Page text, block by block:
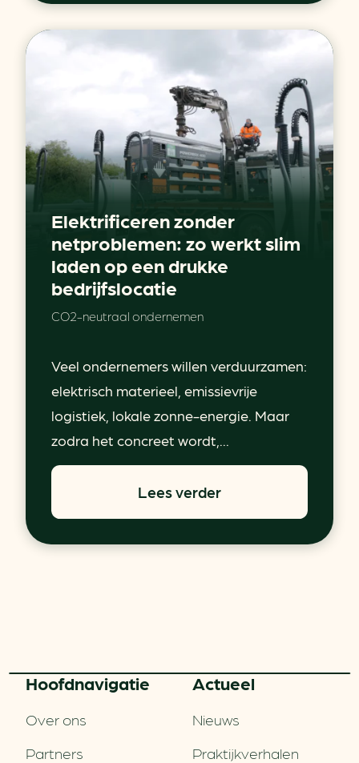
Elektrificeren zonder
netproblemen: zo werkt slim
laden op een drukke
bedrijfslocatie
CO2-neutraal ondernemen
Veel ondernemers willen verduurzamen:
elektrisch materieel, emissievrije
logistiek, lokale zonne-energie. Maar
zodra het concreet wordt,...
Lees verder
Hoofd­navigatie
Over ons
Partners
Actueel
Nieuws
Praktijkverhalen